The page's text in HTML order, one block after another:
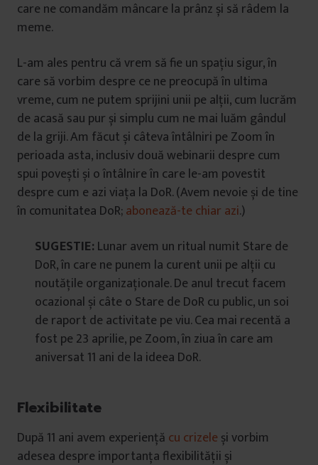
care ne comandăm mâncare la prânz și să râdem la
meme.
L-am ales pentru că vrem să fie un spațiu sigur, în
care să vorbim despre ce ne preocupă în ultima
vreme, cum ne putem sprijini unii pe alții, cum lucrăm
de acasă sau pur și simplu cum ne mai luăm gândul
de la griji. Am făcut și câteva întâlniri pe Zoom în
perioada asta, inclusiv două webinarii despre cum
spui povești și o întâlnire în care le-am povestit
despre cum e azi viața la DoR. (Avem nevoie și de tine
în comunitatea DoR;abonează-te chiar azi.)
SUGESTIE: Lunar avem un ritual numit Stare de
DoR, în care ne punem la curent unii pe alții cu
noutățile organizaționale. De anul trecut facem
ocazional și câte o Stare de DoR cu public, un soi
de raport de activitate pe viu. Cea mai recentă a
fost pe 23 aprilie, pe Zoom, în ziua în care am
aniversat 11 ani de la ideea DoR.
Flexibilitate
După 11 ani avem experiență cu crizeleși vorbim
adesea despre importanța flexibilității și